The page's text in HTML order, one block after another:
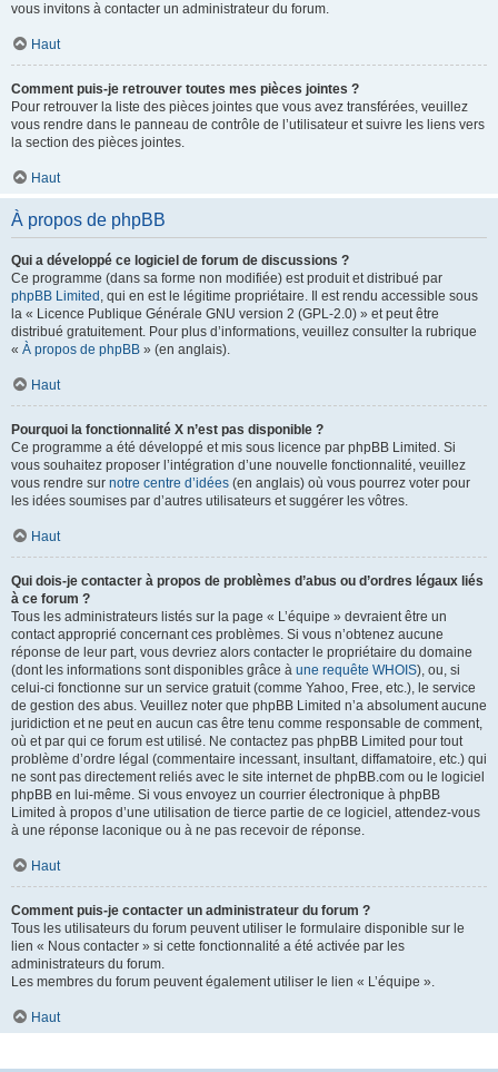
vous invitons à contacter un administrateur du forum.
Haut
Comment puis-je retrouver toutes mes pièces jointes ?
Pour retrouver la liste des pièces jointes que vous avez transférées, veuillez
vous rendre dans le panneau de contrôle de l’utilisateur et suivre les liens vers
la section des pièces jointes.
Haut
À propos de phpBB
Qui a développé ce logiciel de forum de discussions ?
Ce programme (dans sa forme non modifiée) est produit et distribué par
phpBB Limited , qui en est le légitime propriétaire. Il est rendu accessible sous
la « Licence Publique Générale GNU version 2 (GPL-2.0) » et peut être
distribué gratuitement. Pour plus d’informations, veuillez consulter la rubrique
« À propos de phpBB » (en anglais).
Haut
Pourquoi la fonctionnalité X n’est pas disponible ?
Ce programme a été développé et mis sous licence par phpBB Limited. Si
vous souhaitez proposer l’intégration d’une nouvelle fonctionnalité, veuillez
vous rendre sur notre centre d’idées (en anglais) où vous pourrez voter pour
les idées soumises par d’autres utilisateurs et suggérer les vôtres.
Haut
Qui dois-je contacter à propos de problèmes d’abus ou d’ordres légaux liés
à ce forum ?
Tous les administrateurs listés sur la page « L’équipe » devraient être un
contact approprié concernant ces problèmes. Si vous n’obtenez aucune
réponse de leur part, vous devriez alors contacter le propriétaire du domaine
(dont les informations sont disponibles grâce à une requête WHOIS), ou, si
celui-ci fonctionne sur un service gratuit (comme Yahoo, Free, etc.), le service
de gestion des abus. Veuillez noter que phpBB Limited n’a absolument aucune
juridiction et ne peut en aucun cas être tenu comme responsable de comment,
où et par qui ce forum est utilisé. Ne contactez pas phpBB Limited pour tout
problème d’ordre légal (commentaire incessant, insultant, diffamatoire, etc.) qui
ne sont pas directement reliés avec le site internet de phpBB.com ou le logiciel
phpBB en lui-même. Si vous envoyez un courrier électronique à phpBB
Limited à propos d’une utilisation de tierce partie de ce logiciel, attendez-vous
à une réponse laconique ou à ne pas recevoir de réponse.
Haut
Comment puis-je contacter un administrateur du forum ?
Tous les utilisateurs du forum peuvent utiliser le formulaire disponible sur le
lien « Nous contacter » si cette fonctionnalité a été activée par les
administrateurs du forum.
Les membres du forum peuvent également utiliser le lien « L’équipe ».
Haut